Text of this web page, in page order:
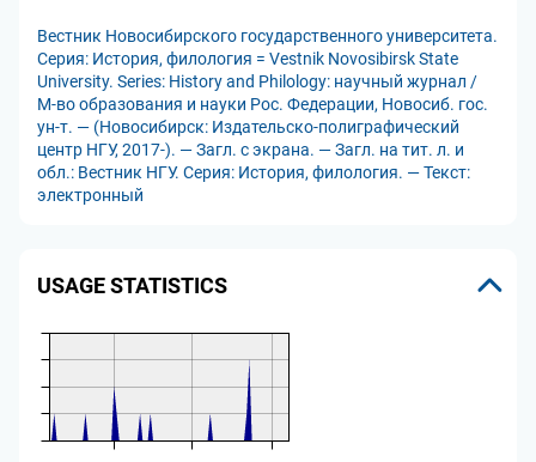
Вестник Новосибирского государственного университета.
Серия: История, филология = Vestnik Novosibirsk State
University. Series: History and Philology: научный журнал /
М-во образования и науки Рос. Федерации, Новосиб. гос.
ун-т. — (Новосибирск: Издательско-полиграфический
центр НГУ, 2017-). — Загл. с экрана. — Загл. на тит. л. и
обл.: Вестник НГУ. Серия: История, филология. — Текст:
электронный
USAGE STATISTICS